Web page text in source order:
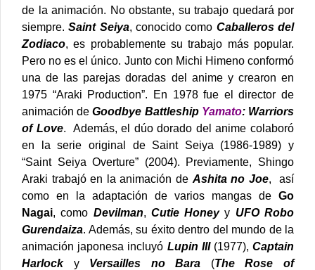
de la animación. No obstante, su trabajo quedará por
siempre. Saint Seiya, conocido como Caballeros del
Zodiaco, es probablemente su trabajo más popular.
Pero no es el único. Junto con Michi Himeno conformó
una de las parejas doradas del anime y crearon en
1975 “Araki Production”. En 1978 fue el director de
animación deGoodbye Battleship Yamato: Warriors
of Love. Además, el dúo dorado del anime colaboró
en la serie original de Saint Seiya (1986-1989) y
“Saint Seiya Overture” (2004).
Previamente, Shingo
Araki trabajó en la animación de Ashita no Joe, así
como en la adaptación de varios mangas de Go
Nagai, como Devilman, Cutie Honeyy UFO Robo
Gurendaiza. Además, su éxito dentro del mundo de la
animación japonesa incluyó Lupin III(1977),Captain
Harlocky Versailles no Bara (The Rose of